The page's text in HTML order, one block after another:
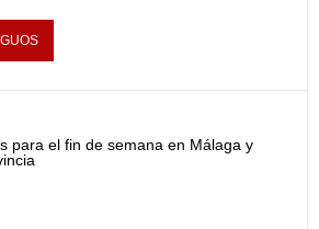
para el fin de semana en Málaga y